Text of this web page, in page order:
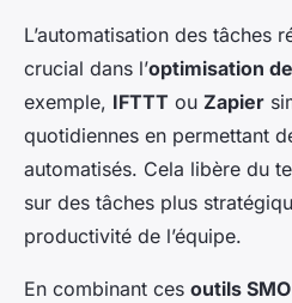
L’automatisation des tâches
crucial dans l’optimisation
exemple, IFTTT ou Zapier
quotidiennes en permettant
automatisés. Cela libère du
sur des tâches plus
productivité de l’équipe.
En combinant ces outils SMO